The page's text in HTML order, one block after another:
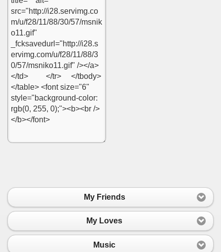
My Friends
My Loves
Music